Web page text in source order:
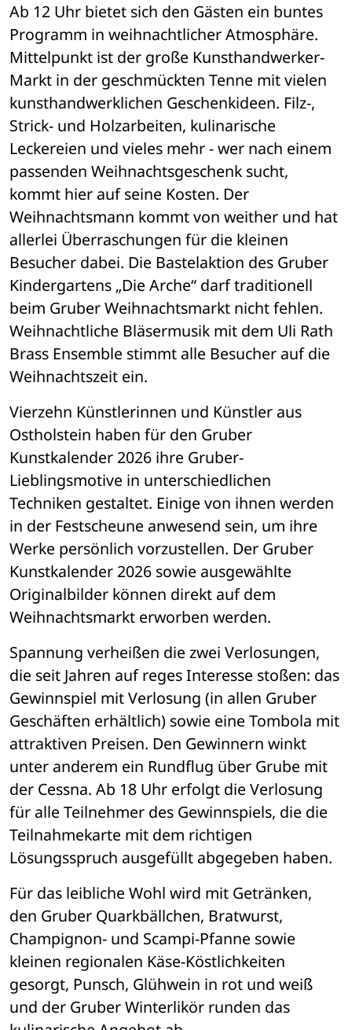
Ab 12 Uhr bietet sich den Gästen ein buntes
Programm in weihnachtlicher Atmosphäre.
Mittelpunkt ist der große Kunsthandwerker-
Markt in der geschmückten Tenne mit vielen
kunsthandwerklichen Geschenkideen. Filz-,
Strick- und Holzarbeiten, kulinarische
Leckereien und vieles mehr - wer nach einem
passenden Weihnachtsgeschenk sucht,
kommt hier auf seine Kosten. Der
Weihnachtsmann kommt von weither und hat
allerlei Überraschungen für die kleinen
Besucher dabei. Die Bastelaktion des Gruber
Kindergartens „Die Arche“ darf traditionell
beim Gruber Weihnachtsmarkt nicht fehlen.
Weihnachtliche Bläsermusik mit dem Uli Rath
Brass Ensemble stimmt alle Besucher auf die
Weihnachtszeit ein.
Vierzehn Künstlerinnen und Künstler aus
Ostholstein haben für den Gruber
Kunstkalender 2026 ihre Gruber-
Lieblingsmotive in unterschiedlichen
Techniken gestaltet. Einige von ihnen werden
in der Festscheune anwesend sein, um ihre
Werke persönlich vorzustellen. Der Gruber
Kunstkalender 2026 sowie ausgewählte
Originalbilder können direkt auf dem
Weihnachtsmarkt erworben werden.
Spannung verheißen die zwei Verlosungen,
die seit Jahren auf reges Interesse stoßen: das
Gewinnspiel mit Verlosung (in allen Gruber
Geschäften erhältlich) sowie eine Tombola mit
attraktiven Preisen. Den Gewinnern winkt
unter anderem ein Rundflug über Grube mit
der Cessna. Ab 18 Uhr erfolgt die Verlosung
für alle Teilnehmer des Gewinnspiels, die die
Teilnahmekarte mit dem richtigen
Lösungsspruch ausgefüllt abgegeben haben.
Für das leibliche Wohl wird mit Getränken,
den Gruber Quarkbällchen, Bratwurst,
Champignon- und Scampi-Pfanne sowie
kleinen regionalen Käse-Köstlichkeiten
gesorgt, Punsch, Glühwein in rot und weiß
und der Gruber Winterlikör runden das